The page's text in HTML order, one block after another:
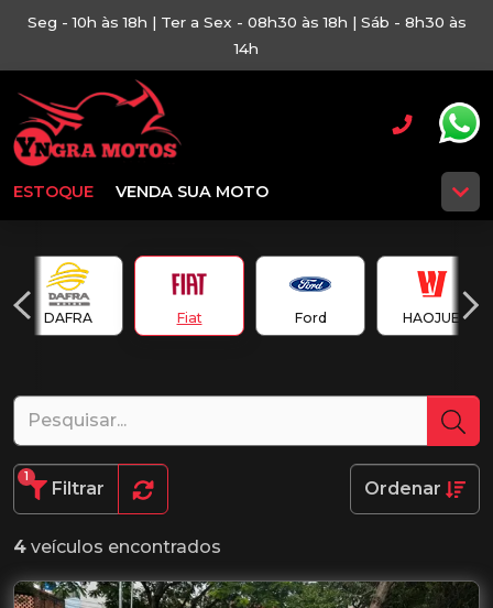
Seg - 10h às 18h | Ter a Sex - 08h30 às 18h | Sáb - 8h30 às
14h
ESTOQUE VENDA SUA MOTO
DAFRA Fiat Ford HAOJUE
Filtrar
1
Ordenar
4 veículos encontrados